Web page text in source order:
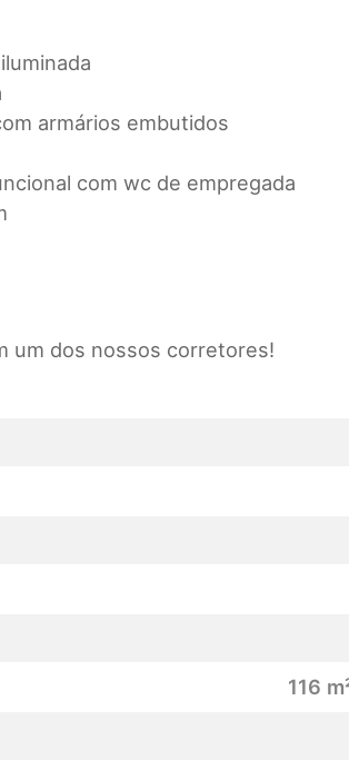
armários embutidos
com wc de empregada
um dos nossos corretores!
116